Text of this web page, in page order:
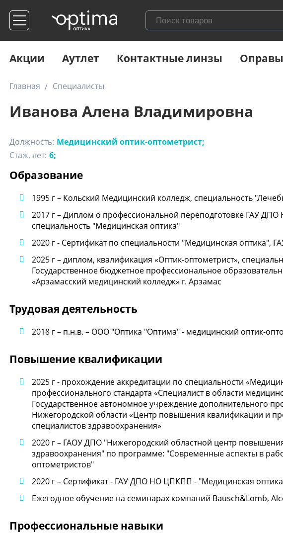
Акции Аутлет Контактные линзы Оправы
Главная Специалисты
Иванова Алена Владимировна
Должность: Медицинский оптик-оптометрист;
Стаж, лет: 6;
Образование
1995 г – Кольский Медицинский колледж, специальность
2017 г – Диплом о профессиональной переподготовке ГАУ
специальность "Медицинская оптика"
2020 г - Сертификат по специальности "Медицинская
2025 г – диплом, квалификация «Оптик-оптометрист»,
Государственное бюджетное профессиональное
«Арзамасский медицинский колледж» г. Арзамас
Трудовая деятельность
2018 г – п.н.в. – ООО "Оптика "Оптима" - медицинский оптик-
Повышение квалификации
2025 г - прохождение аккредитации по специальности
профессионального стандарта «Специалист в области
Государственное автономное учреждение дополнительного
Нижегородской области «Центр повышения квалификации и
специалистов здравоохранения»
2020 г – ГАОУ ДПО "Нижегородский областной центр
здравоохранения" по программе: "Современные аспекты в
оптометристов"
2020 г – Сертификат - ГАУ ДПО НО ЦПКПП - "Медицинская
Ежегодное обучение на семинарах компаний Bausсh&Lomb,
Профессиональные навыки